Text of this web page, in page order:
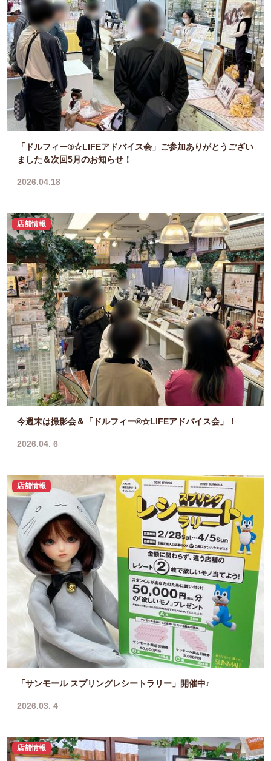
「ドルフィー®☆LIFEアドバイス会」ご参加ありがとうござい
ました＆次回5月のお知らせ！
2026.04.18
店舗情報
今週末は撮影会＆「ドルフィー®☆LIFEアドバイス会」！
2026.04. 6
店舗情報
「サンモール スプリングレシートラリー」開催中♪
2026.03. 4
店舗情報